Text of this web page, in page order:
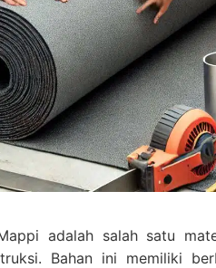
adalah salah satu
Bahan ini memiliki